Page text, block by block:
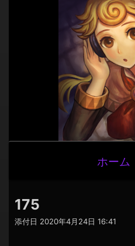
ナ
ビ
ホーム
175
添付日 2020年4月24日 16:41